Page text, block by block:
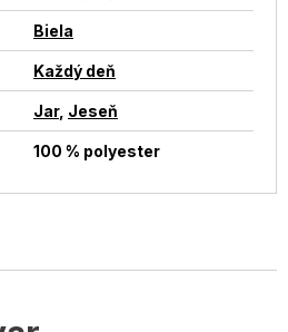
Biela
Každý deň
Jar, Jeseň
100 % polyester